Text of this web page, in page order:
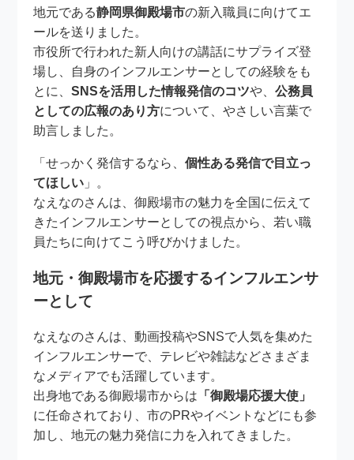
地元である静岡県御殿場市の新入職員に向けてエ
ールを送りました。
市役所で行われた新人向けの講話にサプライズ登
場し、自身のインフルエンサーとしての経験をも
とに、SNSを活用した情報発信のコツや、公務員
としての広報のあり方について、やさしい言葉で
助言しました。
「せっかく発信するなら、個性ある発信で目立っ
てほしい 」。
なえなのさんは、御殿場市の魅力を全国に伝えて
きたインフルエンサーとしての視点から、若い職
員たちに向けてこう呼びかけました。
地元・御殿場市を応援するインフルエンサ
ーとして
なえなのさんは、動画投稿やSNSで人気を集めた
インフルエンサーで、テレビや雑誌などさまざま
なメディアでも活躍しています。
出身地である御殿場市からは 「御殿場応援大使」
に任命されており、市のPRやイベントなどにも参
加し、地元の魅力発信に力を入れてきました。